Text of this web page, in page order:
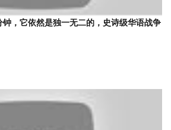
钟，它依然是独一无二的，史诗级华语战争